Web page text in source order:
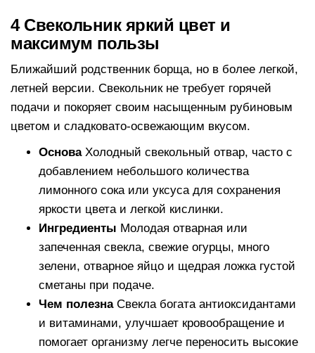
4 Свекольник яркий цвет и
максимум пользы
Ближайший родственник борща, но в более легкой,
летней версии. Свекольник не требует горячей
подачи и покоряет своим насыщенным рубиновым
цветом и сладковато-освежающим вкусом.
ОсноваХолодный свекольный отвар, часто с
добавлением небольшого количества
лимонного сока или уксуса для сохранения
яркости цвета и легкой кислинки.
Ингредиенты Молодая отварная или
запеченная свекла, свежие огурцы, много
зелени, отварное яйцо и щедрая ложка густой
сметаны при подаче.
Чем полезнаСвекла богата антиоксидантами
и витаминами, улучшает кровообращение и
помогает организму легче переносить высокие